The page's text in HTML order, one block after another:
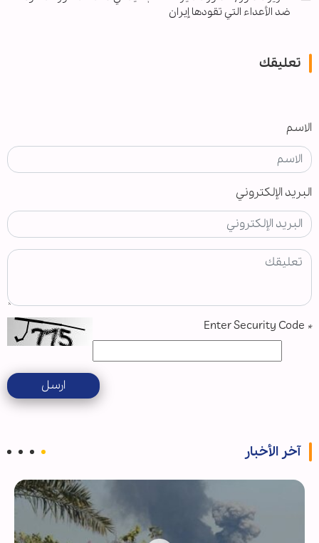
ضد الأعداء التي تقودها إيران
تعليقك
الاسم
البريد الإلكتروني
*
ارسل
آخر الأخبار